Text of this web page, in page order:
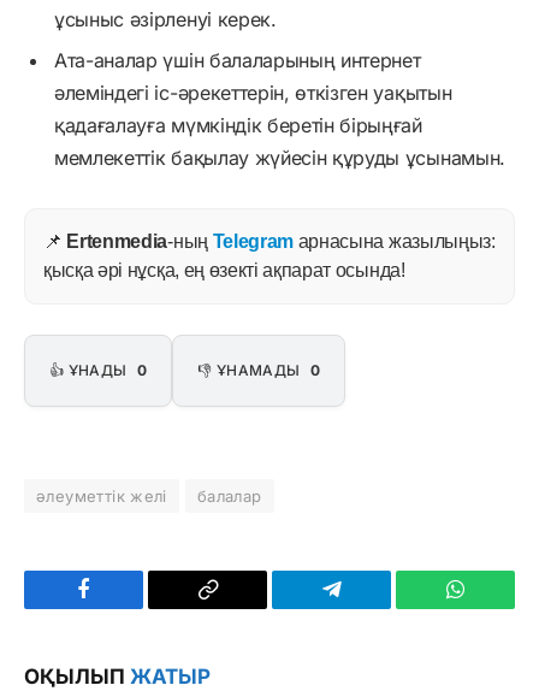
ұсыныс әзірленуі керек.
Ата-аналар үшін балаларының интернет
әлеміндегі іс-әрекеттерін, өткізген уақытын
қадағалауға мүмкіндік беретін бірыңғай
мемлекеттік бақылау жүйесін құруды ұсынамын.
📌 Ertenmedia-ның Telegram арнасына жазылыңыз:
қысқа әрі нұсқа, ең өзекті ақпарат осында!
👍 ҰНАДЫ 0 👎 ҰНАМАДЫ 0
әлеуметтік желі балалар
Facebook
Copy
Telegram
ОҚЫЛЫП ЖАТЫР